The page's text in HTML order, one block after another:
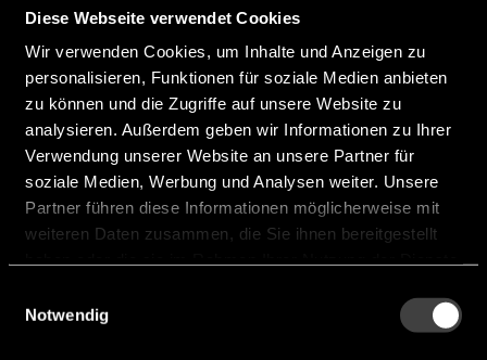
Diese Webseite verwendet Cookies
Wir verwenden Cookies, um Inhalte und Anzeigen zu
personalisieren, Funktionen für soziale Medien anbieten
zu können und die Zugriffe auf unsere Website zu
analysieren. Außerdem geben wir Informationen zu Ihrer
Verwendung unserer Website an unsere Partner für
soziale Medien, Werbung und Analysen weiter. Unsere
Partner führen diese Informationen möglicherweise mit
weiteren Daten zusammen, die Sie ihnen bereitgestellt
Notwendig
to 6GHz
Hersteller: Nisshinbo
NJG1815K75